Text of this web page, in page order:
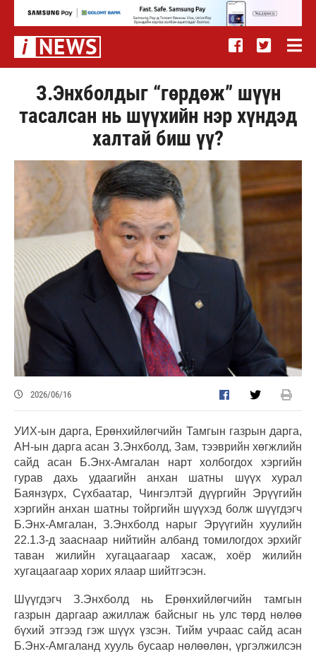
З.Энхболдыг “гөрдөж” шүүн
тасалсан нь шүүхийн нэр хүндэд
халтай биш үү?
2026/06/16
УИХ-ын дарга, Ерөнхийлөгчийн Тамгын газрын дарга,
АН-ын дарга асан З.Энхболд, Зам, тээврийн хөгжлийн
сайд асан Б.Энх-Амгалан нарт холбогдох хэргийн
гурав дахь удаагийн анхан шатны шүүх хурал
Баянзүрх, Сүхбаатар, Чингэлтэй дүүргийн Эрүүгийн
хэргийн анхан шатны тойргийн шүүхэд болж шүүгдэгч
Б.Энх-Амгалан, З.Энхболд нарыг Эрүүгийн хуулийн
22.1.3-д зааснаар нийтийн албанд томилогдох эрхийг
таван жилийн хугацаагаар хасаж, хоёр жилийн
хугацаагаар хорих ялаар шийтгэсэн.
Шүүгдэгч З.Энхболд нь Ерөнхийлөгчийн тамгын
газрын даргаар ажиллаж байсныг нь улс төрд нөлөө
бүхий этгээд гэж шүүх үзсэн. Тийм учраас сайд асан
Б.Энх-Амгаланд хууль бусаар нөлөөлөн, үргэлжилсэн